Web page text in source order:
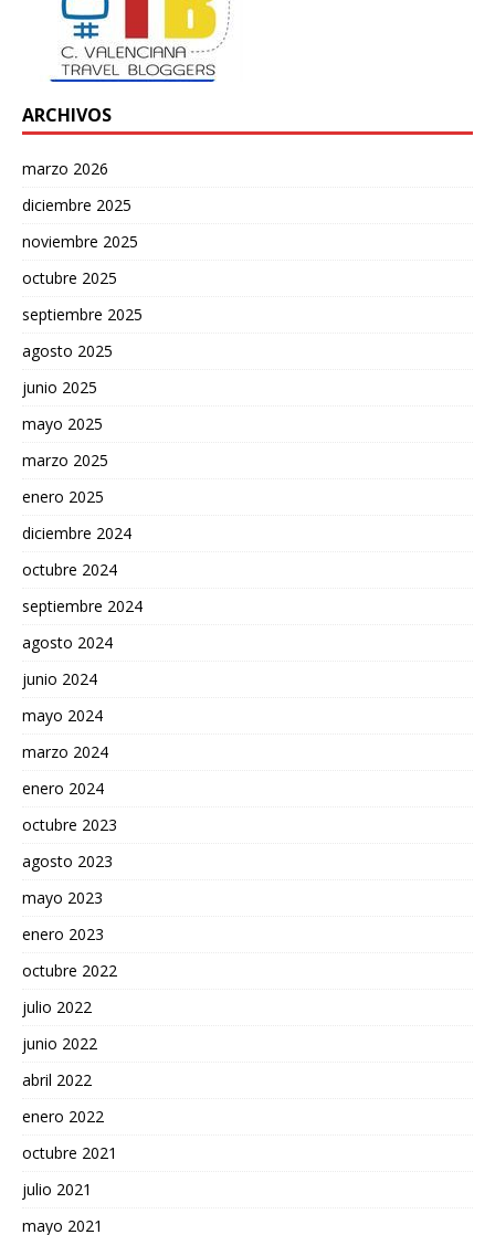
ARCHIVOS
marzo 2026
diciembre 2025
noviembre 2025
octubre 2025
septiembre 2025
agosto 2025
junio 2025
mayo 2025
marzo 2025
enero 2025
diciembre 2024
octubre 2024
septiembre 2024
agosto 2024
junio 2024
mayo 2024
marzo 2024
enero 2024
octubre 2023
agosto 2023
mayo 2023
enero 2023
octubre 2022
julio 2022
junio 2022
abril 2022
enero 2022
octubre 2021
julio 2021
mayo 2021